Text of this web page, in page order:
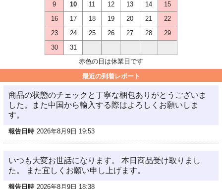
9
10 11 12 13 14
15
16
17 18 19 20 21
22
23
24 25 26 27 28
29
30
31
赤色の日は休業日です
最近の到着レポート
商品の状態のチェックと丁寧な梱包ありがとうございま
した。また中国から輸入する際はよろしくお願いしま
す。
報告日時 2026年8月9日 19:53
いつも大変お世話になります。 本日商品受け取りまし
た。 また宜しくお願い申し上げます。
報告日時 2026年8月9日 18:38